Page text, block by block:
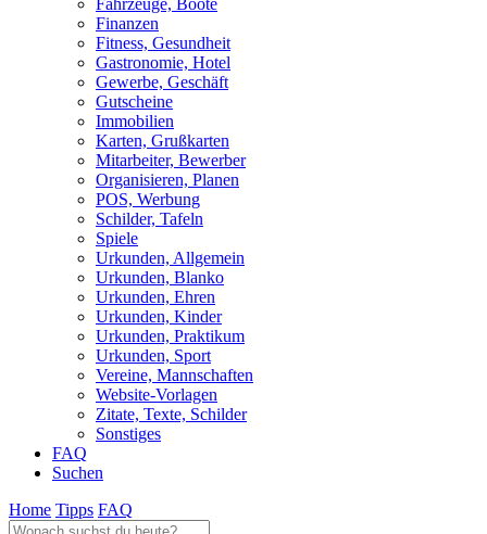
Fahrzeuge, Boote
Finanzen
Fitness, Gesundheit
Gastronomie, Hotel
Gewerbe, Geschäft
Gutscheine
Immobilien
Karten, Grußkarten
Mitarbeiter, Bewerber
Organisieren, Planen
POS, Werbung
Schilder, Tafeln
Spiele
Urkunden, Allgemein
Urkunden, Blanko
Urkunden, Ehren
Urkunden, Kinder
Urkunden, Praktikum
Urkunden, Sport
Vereine, Mannschaften
Website-Vorlagen
Zitate, Texte, Schilder
Sonstiges
FAQ
Suchen
Home Tipps FAQ